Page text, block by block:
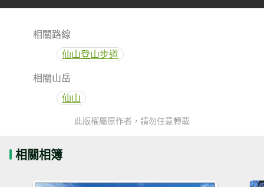
相關路線
仙山登山步道
相關山岳
仙山
此版權屬原作者，請勿任意轉載
相關相簿